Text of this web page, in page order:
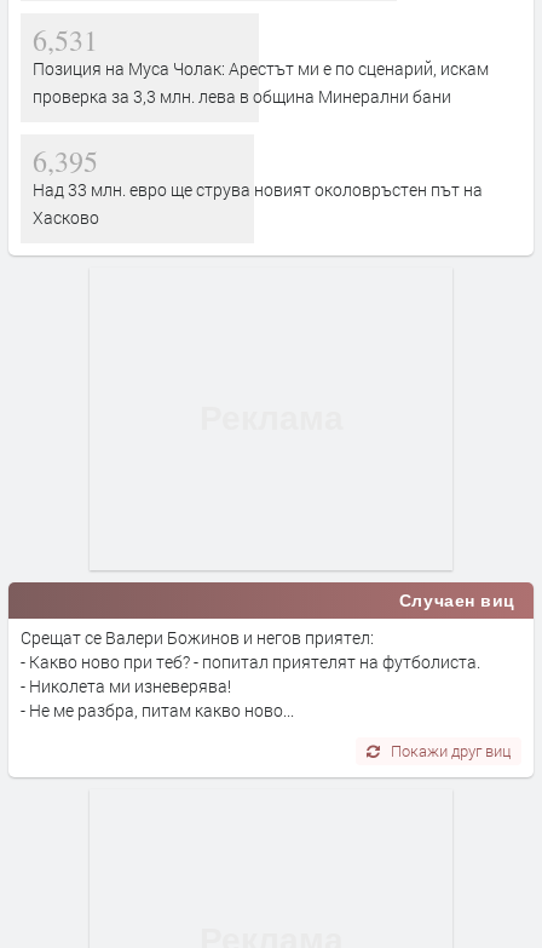
6,531
Позиция на Муса Чолак: Арестът ми е по сценарий, искам
проверка за 3,3 млн. лева в община Минерални бани
6,395
Над 33 млн. евро ще струва новият околовръстен път на
Хасково
Случаен виц
Срещат се Валери Божинов и негов приятел:
- Какво ново при теб? - попитал приятелят на футболиста.
- Николета ми изневерява!
- Не ме разбра, питам какво ново...
Покажи друг виц